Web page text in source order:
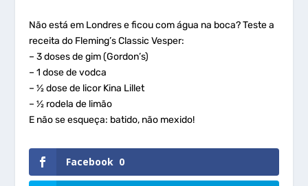
Não está em Londres e ficou com água na boca? Teste a
receita do Fleming’s Classic Vesper:
– 3 doses de gim (Gordon’s)
– 1 dose de vodca
– ½ dose de licor Kina Lillet
– ½ rodela de limão
E não se esqueça: batido, não mexido!
Facebook 0